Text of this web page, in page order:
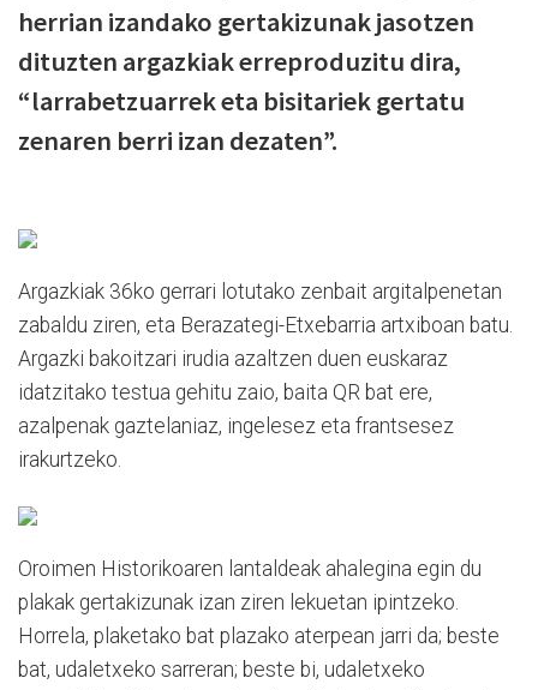
herrian izandako gertakizunak jasotzen
dituzten argazkiak erreproduzitu dira,
“larrabetzuarrek eta bisitariek gertatu
zenaren berri izan dezaten”.
Argazkiak 36ko gerrari lotutako zenbait argitalpenetan
zabaldu ziren, eta Berazategi-Etxebarria artxiboan batu.
Argazki bakoitzari irudia azaltzen duen euskaraz
idatzitako testua gehitu zaio, baita QR bat ere,
azalpenak gaztelaniaz, ingelesez eta frantsesez
irakurtzeko.
Oroimen Historikoaren lantaldeak ahalegina egin du
plakak gertakizunak izan ziren lekuetan ipintzeko.
Horrela, plaketako bat plazako aterpean jarri da; beste
bat, udaletxeko sarreran; beste bi, udaletxeko